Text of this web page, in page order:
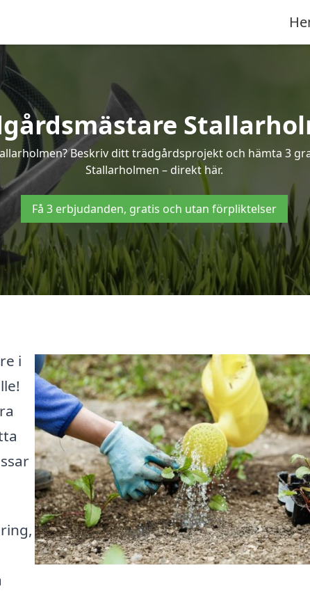
Beskriv ditt trädgårdsprojekt och hämta 3
Stallarholmen – direkt här.
Få 3 erbjudanden, gratis och utan förpliktelser
i